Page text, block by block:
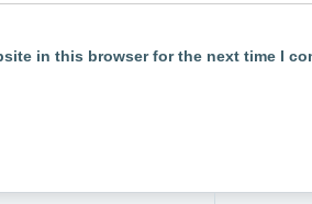
in this browser for the next time I